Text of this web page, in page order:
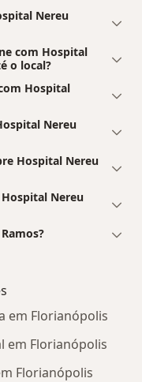
Nereu
com Hospital
o local?
Hospital
Nereu
Hospital Nereu
Nereu
em Florianópolis
em Florianópolis
Florianópolis